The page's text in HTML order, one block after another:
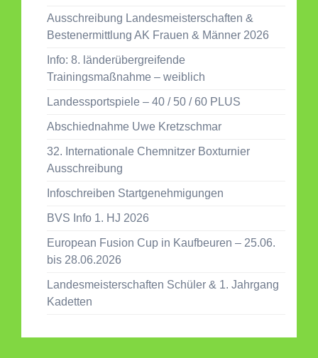
Ausschreibung Landesmeisterschaften &
Bestenermittlung AK Frauen & Männer 2026
Info: 8. länderübergreifende
Trainingsmaßnahme – weiblich
Landessportspiele – 40 / 50 / 60 PLUS
Abschiednahme Uwe Kretzschmar
32. Internationale Chemnitzer Boxturnier
Ausschreibung
Infoschreiben Startgenehmigungen
BVS Info 1. HJ 2026
European Fusion Cup in Kaufbeuren – 25.06.
bis 28.06.2026
Landesmeisterschaften Schüler & 1. Jahrgang
Kadetten